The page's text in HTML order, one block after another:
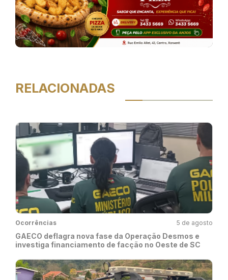
RELACIONADAS
Ocorrências 5 de agosto
GAECO deflagra nova fase da Operação Desmos e
investiga financiamento de facção no Oeste de SC